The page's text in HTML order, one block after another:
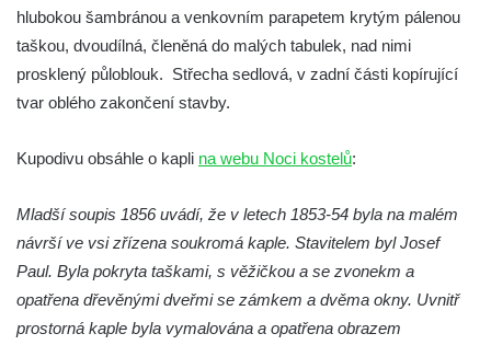
hrob
Křížová cesta Římov – XXIV. kaple – Pieta
Křížová cesta Římov – XXIII. kaple –
Křížová cesta Římov – XXII. kaple – Šimon
Křížová cesta Římov – XXI. kaple –
Popravní brána
Křížová cesta Římov – XX. kaple – Svatá
Veronika potkává Ježíše a utírá mu do své
roušky pot z tváře
hlubokou šambránou a venkovním parapetem krytým pálenou
taškou, dvoudílná, členěná do malých tabulek, nad nimi
prosklený půloblouk. Střecha sedlová, v zadní části kopírující
tvar oblého zakončení stavby.
Kupodivu obsáhle o kapli na webu Noci kostelů:
Mladší soupis 1856 uvádí, že v letech 1853-54 byla na malém
návrší ve vsi zřízena soukromá kaple. Stavitelem byl Josef
Paul. Byla pokryta taškami, s věžičkou a se zvonekm a
opatřena dřevěnými dveřmi se zámkem a dvěma okny. Uvnitř
prostorná kaple byla vymalována a opatřena obrazem